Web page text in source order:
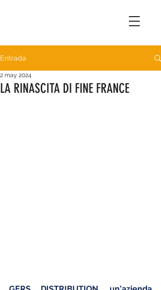
Entrada
LA RINASCITA DI FINE FRANCE
2 may 2024